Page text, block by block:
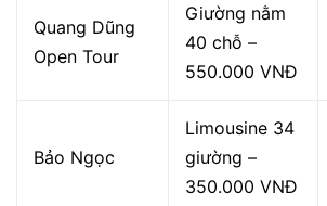
Quang Dũng
Open Tour
Giường nằm
40 chỗ –
550.000 VNĐ
Bảo Ngọc
Limousine 34
giường –
350.000 VNĐ